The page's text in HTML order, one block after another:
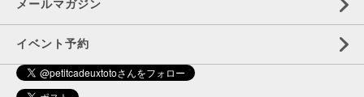
メールマガジン
イベント予約